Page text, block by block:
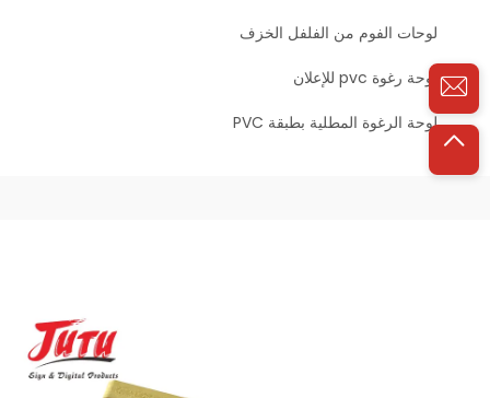
لوحات الفوم من الفلفل الخزف
لوحة رغوة pvc للإعلان
لوحة الرغوة المطلية بطبقة PVC